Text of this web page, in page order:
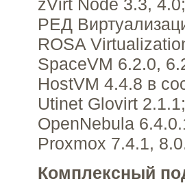
zVirt Node 3.3, 4.0;
РЕД
ROSA
SpaceVM 6.2.0,
HostVM 4.4.8 в
Utinet Glovirt 2.1.1;
OpenNebula
Proxmox 7.4.1,
Комплексный